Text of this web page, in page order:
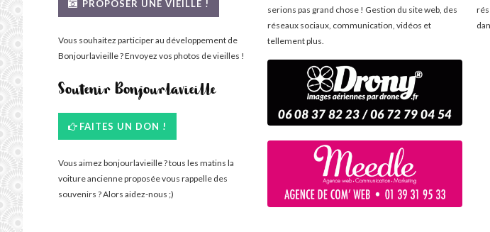
PROPOSER UNE VIEILLE !
Vous souhaitez participer au développement de
Bonjourlavieille ? Envoyez vos photos de vieilles !
Soutenir Bonjourlavieille
FAITES UN DON !
Vous aimez bonjourlavieille ? tous les matins la
voiture ancienne proposée vous rappelle des
souvenirs ? Alors aidez-nous ;)
serions pas grand chose ! Gestion du site web, des
réseaux sociaux, communication, vidéos et
tellement plus.